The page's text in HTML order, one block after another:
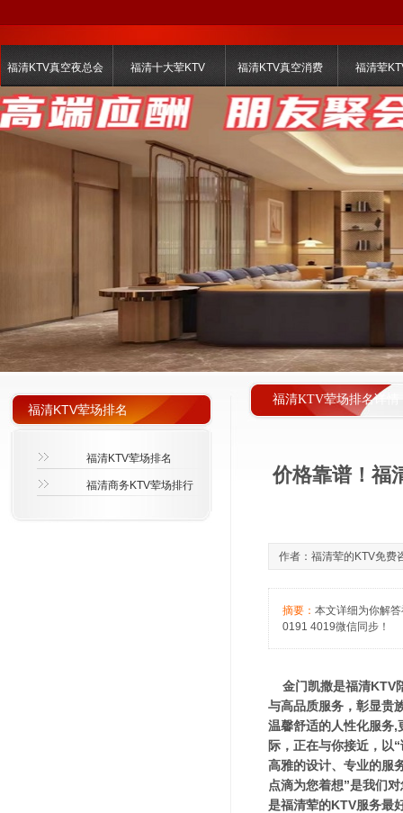
福清KTV真空夜总会 福清十大荤KTV 福清KTV真空消费 福清荤
福清KTV荤场排名详情
福清KTV荤场排名
福清KTV荤场排名
福清商务KTV荤场排行 价格靠谱！福
作者：福清荤的KTV免
摘要： 本文详细为你解
0191 4019微信同步！
金门凯撒是福清KTV
与高品质服务，彰显贵
温馨舒适的人性化服务,
际，正在与你接近，以
高雅的设计、专业的服
点滴为您着想”是我们
是福清荤的KTV服务最